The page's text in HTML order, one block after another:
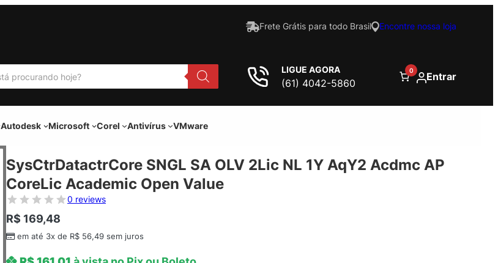
Frete Grátis para todo Brasil Encontre nossa loja
LIGUE AGORA
(61) 4042-5860
0 Entrar
Autodesk Microsoft Corel Antivírus VMware
SysCtrDatactrCore SNGL SA OLV 2Lic NL 1Y AqY2 Acdmc AP
CoreLic Academic Open Value
0 reviews
R$ 169,48
em até 3x de R$ 56,49 sem juros